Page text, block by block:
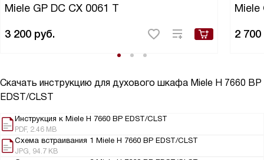
Miele GP DC CX 0061 T
3 200 руб.
Miele
2 700
Скачать инструкцию для духового шкафа Miele H 7660 BP
EDST/CLST
Инструкция к Miele H 7660 BP EDST/CLST
PDF, 2.46 MB
Схема встраивания 1 Miele H 7660 BP EDST/CLST
JPG, 94.7 KB